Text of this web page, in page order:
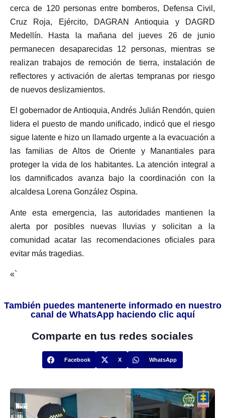
cerca de 120 personas entre bomberos, Defensa Civil,
Cruz Roja, Ejército, DAGRAN Antioquia y DAGRD
Medellín. Hasta la mañana del jueves 26 de junio
permanecen desaparecidas 12 personas, mientras se
realizan trabajos de remoción de tierra, instalación de
reflectores y activación de alertas tempranas por riesgo
de nuevos deslizamientos.
El gobernador de Antioquia, Andrés Julián Rendón, quien
lidera el puesto de mando unificado, indicó que el riesgo
sigue latente e hizo un llamado urgente a la evacuación a
las familias de Altos de Oriente y Manantiales para
proteger la vida de los habitantes. La atención integral a
los damnificados avanza bajo la coordinación con la
alcaldesa Lorena González Ospina.
Ante esta emergencia, las autoridades mantienen la
alerta por posibles nuevas lluvias y solicitan a la
comunidad acatar las recomendaciones oficiales para
evitar más tragedias.
«`
También puedes mantenerte informado en nuestro
canal de WhatsApp haciendo clic aquí
Comparte en tus redes sociales
Facebook X WhatsApp